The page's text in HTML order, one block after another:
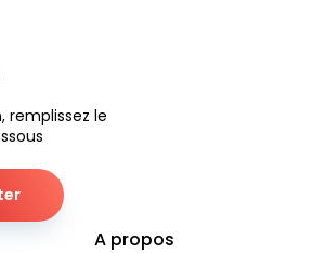
remplissez le
A propos